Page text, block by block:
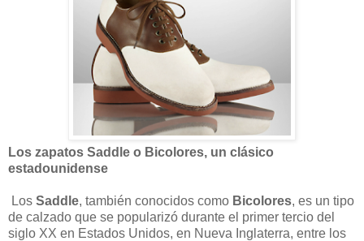
Los zapatos Saddle o Bicolores, un clásico
estadounidense
Los Saddle, también conocidos como Bicolores, es un tipo
de calzado que se popularizó durante el primer tercio del
siglo XX en Estados Unidos, en Nueva Inglaterra, entre los